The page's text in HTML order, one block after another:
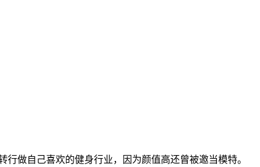
做自己喜欢的健身行业，因为颜值高还曾被邀当模特。